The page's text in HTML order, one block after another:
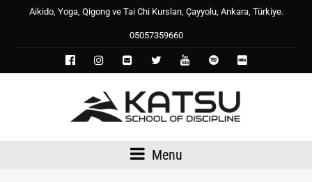
Aikido, Yoga, Qigong ve Tai Chi Kursları, Çayyolu, Ankara, Türkiye.
05057359660
Menu